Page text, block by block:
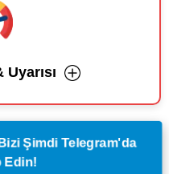
Şimdi Telegram'da
Edin!